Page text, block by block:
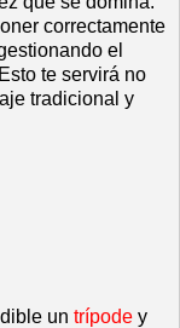
correctamente
el
te servirá no
tradicional y
un trípode y